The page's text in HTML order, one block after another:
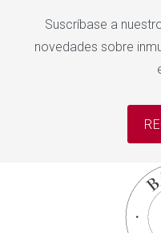
Suscríbase a
novedades sobre